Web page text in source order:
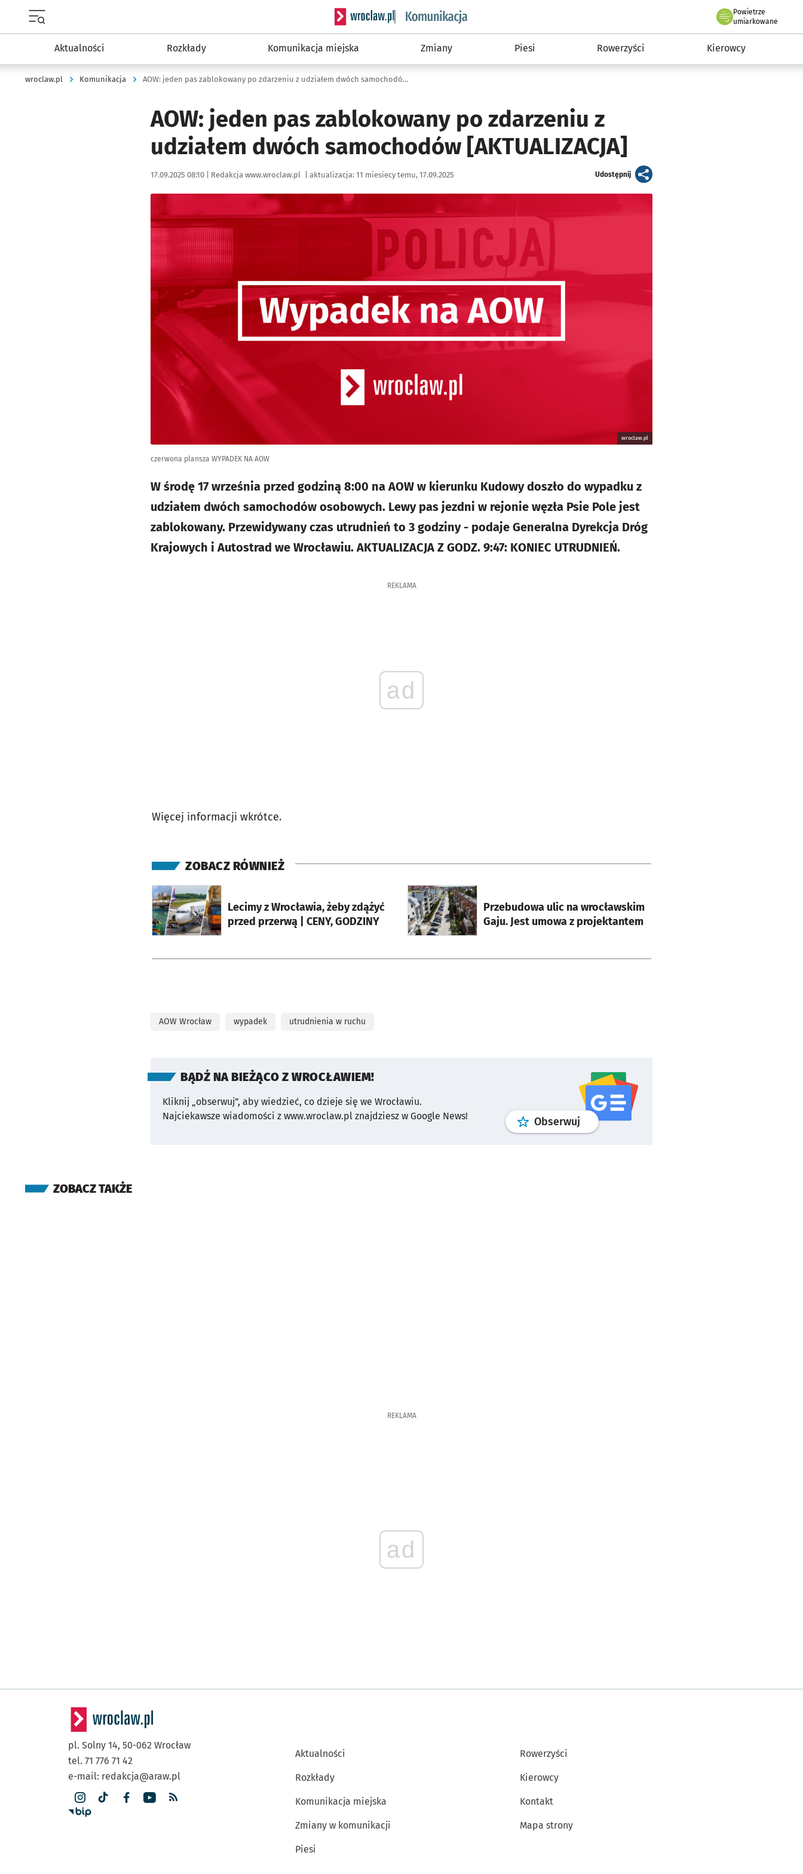
Serwis informacyjny wroclaw.pl podserwis: Komunikacja
Powietrze
we Wrocławiu
umiarkowane
Aktualności Rozkłady Komunikacja miejska Zmiany Piesi Rowerzyści Kierowcy
wroclaw.pl Komunikacja AOW: jeden pas zablokowany po zdarzeniu z udziałem dwóch samochodów [AKTUALIZACJA]
AOW: jeden pas zablokowany po zdarzeniu z
udziałem dwóch samochodów [AKTUALIZACJA]
Data publikacji:
17.09.2025 08:10 | Autor:
Redakcja www.wroclaw.pl aktualizacja: 11 miesiecy temu, 17.09.2025 Udostępnijartykuł
wroclaw.pl
czerwona plansza WYPADEK NA AOW
W środę 17 września przed godziną 8:00 na AOW w kierunku Kudowy doszło do wypadku z
udziałem dwóch samochodów osobowych. Lewy pas jezdni w rejonie węzła Psie Pole jest
zablokowany. Przewidywany czas utrudnień to 3 godziny - podaje Generalna Dyrekcja Dróg
Krajowych i Autostrad we Wrocławiu. AKTUALIZACJA Z GODZ. 9:47: KONIEC UTRUDNIEŃ.
REKLAMA
ad
Więcej informacji wkrótce.
ZOBACZ RÓWNIEŻ
Lecimy z Wrocławia, żeby zdążyć
przed przerwą | CENY, GODZINY
otworzy się w nowej karcie
Przebudowa ulic na wrocławskim
Gaju. Jest umowa z projektantem
otworzy się w nowej karcie
AOW Wrocław wypadek utrudnienia w ruchu
BĄDŹ NA BIEŻĄCO Z WROCŁAWIEM!
Kliknij „obserwuj”, aby wiedzieć, co dzieje się we Wrocławiu.
Najciekawsze wiadomości z www.wroclaw.pl znajdziesz w Google News!
Obserwuj profilgoogle news
ZOBACZ TAKŻE
REKLAMA
ad
pl. Solny 14, 50-062 Wrocław
tel. 71 776 71 42
e-mail: redakcja@araw.pl
Aktualności
Rozkłady
Komunikacja miejska
Zmiany w komunikacji
Piesi
Rowerzyści
Kierowcy
Kontakt
Mapa strony